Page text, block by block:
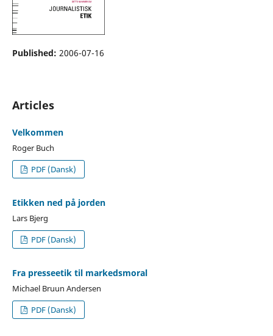
Published: 2006-07-16
Articles
Velkommen
Roger Buch
PDF (Dansk)
Etikken ned på jorden
Lars Bjerg
PDF (Dansk)
Fra presseetik til markedsmoral
Michael Bruun Andersen
PDF (Dansk)